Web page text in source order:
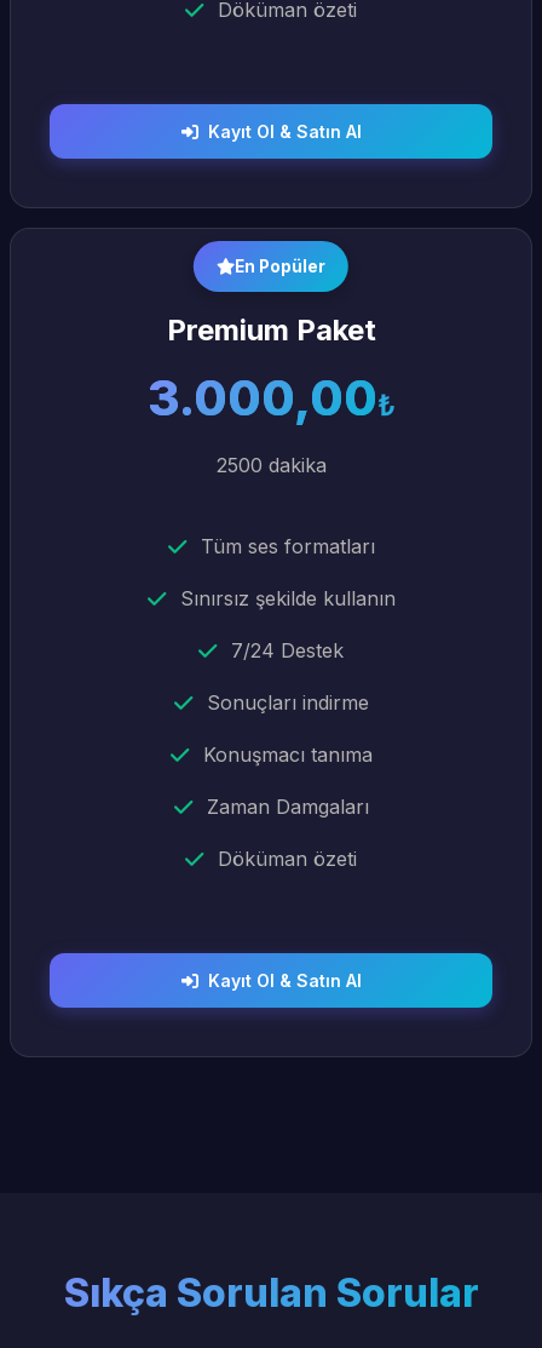
Döküman özeti
Kayıt Ol & Satın Al
En Popüler
Premium Paket
3.000,00₺
2500 dakika
Tüm ses formatları
Sınırsız şekilde kullanın
7/24 Destek
Sonuçları indirme
Konuşmacı tanıma
Zaman Damgaları
Döküman özeti
Kayıt Ol & Satın Al
Sıkça Sorulan Sorular